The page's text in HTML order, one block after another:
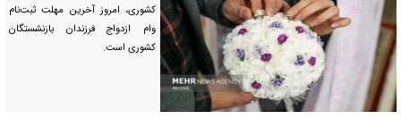
کشوری، امروز آخرین مهلت ثبت‌نام
وام ازدواج فرزندان بازنشستگان
کشوری است.